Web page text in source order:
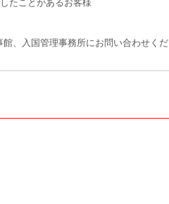
、入国管理事務所にお問い合わせくだ